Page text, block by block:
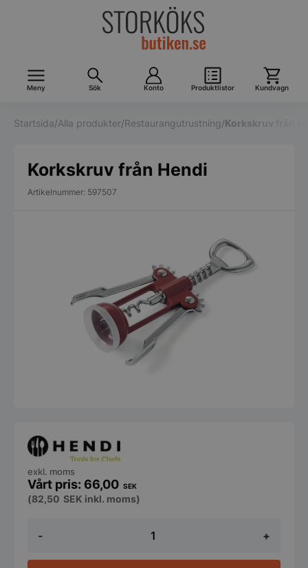
Meny Sök Konto Produktlistor Kundvagn
Startsida/Alla produkter/Restaurangutrustning/Korkskruv från
Korkskruv från Hendi
Artikelnummer: 597507
-
från
mängd
+
66,00 SEK
exkl. moms
(82,50 SEK inkl. moms)